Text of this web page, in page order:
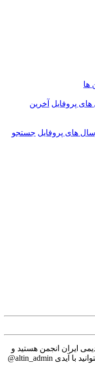
ها
های پروفایل آخرین
های پروفایل جستجو
ایران انجمن هستید و
امکان ورود به سایت را ندارید، میتوانید با آیدی altin_admin@